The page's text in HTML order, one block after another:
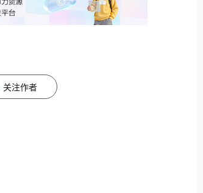
关注作者